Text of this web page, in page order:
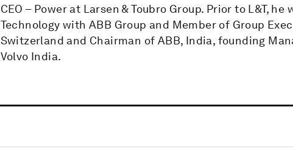
CEO – Power at Larsen & Toubro Group. Prior to L&T,
Technology with ABB Group and Member of Group
Switzerland and Chairman of ABB, India, founding
Volvo India.